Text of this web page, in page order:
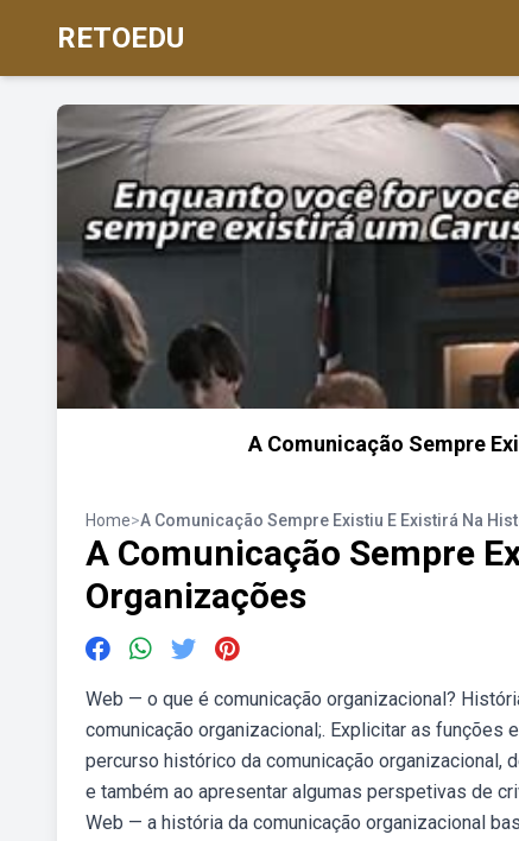
RETOEDU
A Comunicação Sempre
Home>A Comunicação Sempre Existiu E Existirá Na
A Comunicação Sempre
Organizações
Web — o que é comunicação organizacional?
comunicação organizacional;. Explicitar as funções
percurso histórico da comunicação organizacional,
e também ao apresentar algumas perspetivas de
Web — a história da comunicação organizacional